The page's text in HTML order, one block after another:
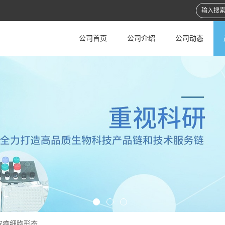
公司首页 公司介绍 公司动态